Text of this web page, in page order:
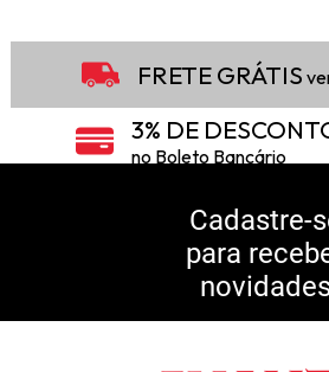
FRETE GRÁTIS
3% DE
no Boleto Bancário
5% DE
10% DE
Consulte Regulamento
Cadastre-
para